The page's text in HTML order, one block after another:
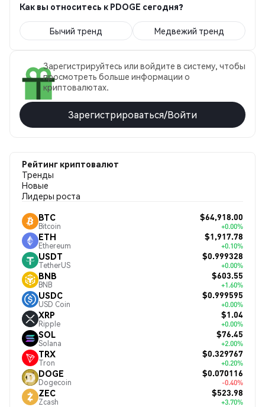
Как вы относитесь к PDOGE сегодня?
Бычий тренд Медвежий тренд
Зарегистрируйтесь или войдите в систему, чтобы
просмотреть больше информации о
криптовалютах.
Зарегистрироваться/Войти
Рейтинг криптовалют
Тренды
Новые
Лидеры роста
BTC
Bitcoin
$64,918.00
+0.00%
ETH
Ethereum
$1,917.78
+0.10%
USDT
TetherUS
$0.999328
+0.00%
BNB
BNB
$603.55
+1.60%
USDC
USD Coin
$0.999595
+0.00%
XRP
Ripple
$1.04
+0.00%
SOL
Solana
$76.45
+2.00%
TRX
Tron
$0.329767
+0.20%
DOGE
Dogecoin
$0.070116
-0.40%
ZEC
Zcash
$523.98
+3.70%